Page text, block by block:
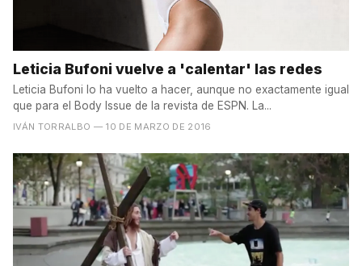
Leticia Bufoni vuelve a 'calentar' las redes
Leticia Bufoni lo ha vuelto a hacer, aunque no exactamente igual
que para el Body Issue de la revista de ESPN. La...
IVÁN TORRALBO — 10 DE MARZO DE 2016